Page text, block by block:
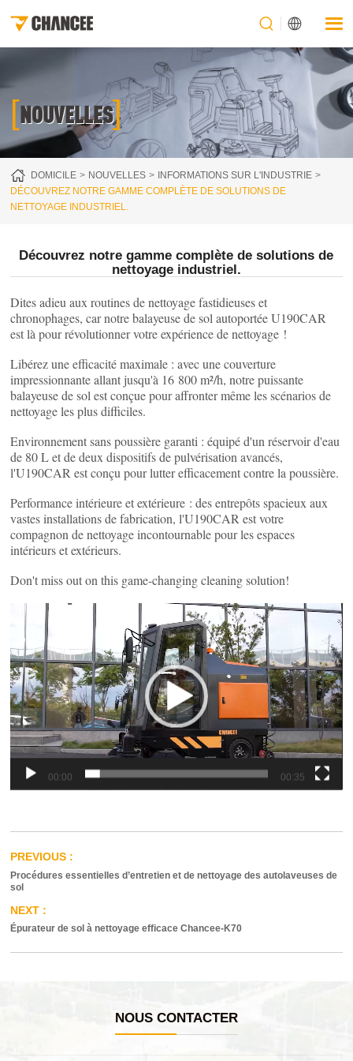
[NOUVELLES]
DOMICILE NOUVELLES
INFORMATIONS SUR L'INDUSTRIE
DÉCOUVREZ NOTRE GAMME COMPLÈTE DE SOLUTIONS DE
NETTOYAGE INDUSTRIEL.
Découvrez notre gamme complète de solutions de
nettoyage industriel.
Dites adieu aux routines de nettoyage fastidieuses et
chronophages, car notre balayeuse de sol autoportée U190CAR
est là pour révolutionner votre expérience de nettoyage !
Libérez une efficacité maximale : avec une couverture
impressionnante allant jusqu'à 16 800 m²/h, notre puissante
balayeuse de sol est conçue pour affronter même les scénarios de
nettoyage les plus difficiles.
Environnement sans poussière garanti : équipé d'un réservoir d'eau
de 80 L et de deux dispositifs de pulvérisation avancés,
l'U190CAR est conçu pour lutter efficacement contre la poussière.
Performance intérieure et extérieure : des entrepôts spacieux aux
vastes installations de fabrication, l'U190CAR est votre
compagnon de nettoyage incontournable pour les espaces
intérieurs et extérieurs.
Don't miss out on this game-changing cleaning solution!
Lecteur
00:00 00:35
Procédures essentielles d’entretien et de nettoyage des autolaveuses de
sol
Épurateur de sol à nettoyage efficace Chancee-K70
NOUS CONTACTER